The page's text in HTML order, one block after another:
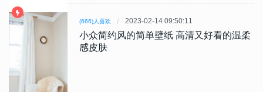
(666)人喜欢 2023-02-14 09:50:11
小众简约风的简单壁纸 高清又好看的温柔
感皮肤